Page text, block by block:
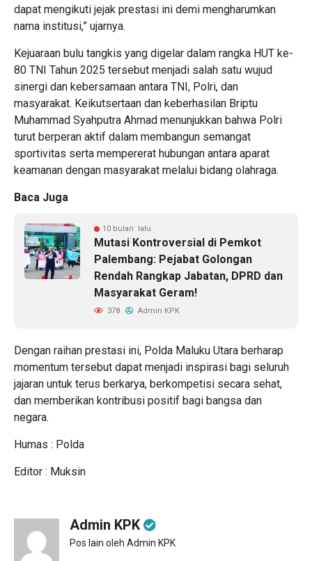
dapat mengikuti jejak prestasi ini demi mengharumkan
nama institusi,” ujarnya.
Kejuaraan bulu tangkis yang digelar dalam rangka HUT ke-
80 TNI Tahun 2025 tersebut menjadi salah satu wujud
sinergi dan kebersamaan antara TNI, Polri, dan
masyarakat. Keikutsertaan dan keberhasilan Briptu
Muhammad Syahputra Ahmad menunjukkan bahwa Polri
turut berperan aktif dalam membangun semangat
sportivitas serta mempererat hubungan antara aparat
keamanan dengan masyarakat melalui bidang olahraga.
Baca Juga
10 bulan lalu
Mutasi Kontroversial di Pemkot
Palembang: Pejabat Golongan
Rendah Rangkap Jabatan, DPRD dan
Masyarakat Geram!
378 Admin KPK
Dengan raihan prestasi ini, Polda Maluku Utara berharap
momentum tersebut dapat menjadi inspirasi bagi seluruh
jajaran untuk terus berkarya, berkompetisi secara sehat,
dan memberikan kontribusi positif bagi bangsa dan
negara.
Humas : Polda
Editor : Muksin
Admin KPK
Pos lain oleh Admin KPK